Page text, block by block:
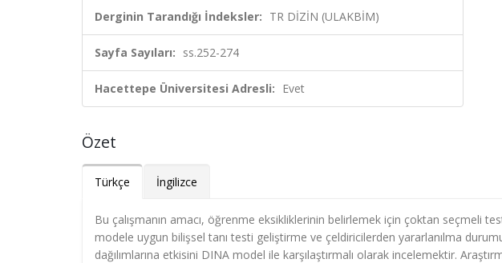
Derginin Tarandığı İndeksler: TR DİZİN (ULAKBİM)
Sayfa Sayıları: ss.252-274
Hacettepe Üniversitesi Adresli: Evet
Özet
Türkçe İngilizce
Bu çalışmanın amacı, öğrenme eksikliklerinin belirlemek için çoktan seçmeli
modele uygun bilişsel tanı testi geliştirme ve çeldiricilerden yararlanılma
dağılımlarına etkisini DINA model ile karşılaştırmalı olarak incelemektir.